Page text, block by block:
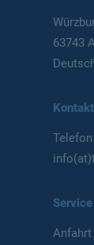
63743
Kontakt
Service
Anfahrt